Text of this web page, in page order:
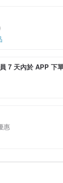
7 天內於 APP 下
惠